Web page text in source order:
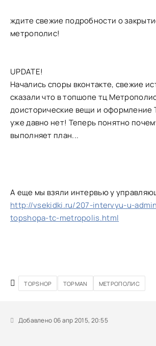
ждите свежие подробности о
метрополис!
UPDATE!
Начались споры вконтакте, свежие
сказали что в топшопе тц
доисторические вещи и оформление
уже давно нет! Теперь понятно
выполняет план...
А еще мы взяли интервью у
http://vsekidki.ru/207-intervyu-u-
topshopa-tc-metropolis.html
TOPSHOP TOPMAN МЕТРОПОЛИС
Добавлено 06 апр 2015, 20:55